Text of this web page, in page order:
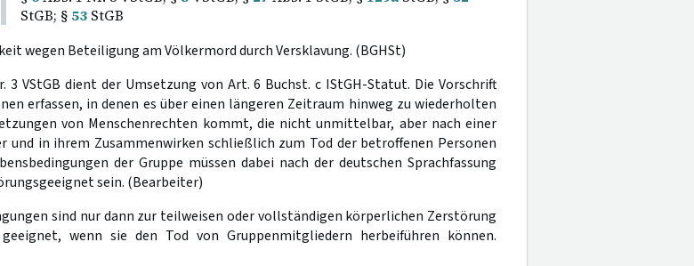
StGB; § 53StGB
wegen Beteiligung am Völkermord durch Versklavung. (BGHSt)
3 VStGB dient der Umsetzung von Art. 6 Buchst. c IStGH-Statut. Die Vorschrift
erfassen, in denen es über einen längeren Zeitraum hinweg zu wiederholten
von Menschenrechten kommt, die nicht unmittelbar, aber nach einer
und in ihrem Zusammenwirken schließlich zum Tod der betroffenen Personen
der Gruppe müssen dabei nach der deutschen Sprachfassung
sein. (Bearbeiter)
sind nur dann zur teilweisen oder vollständigen körperlichen Zerstörung
wenn sie den Tod von Gruppenmitgliedern herbeiführen können.